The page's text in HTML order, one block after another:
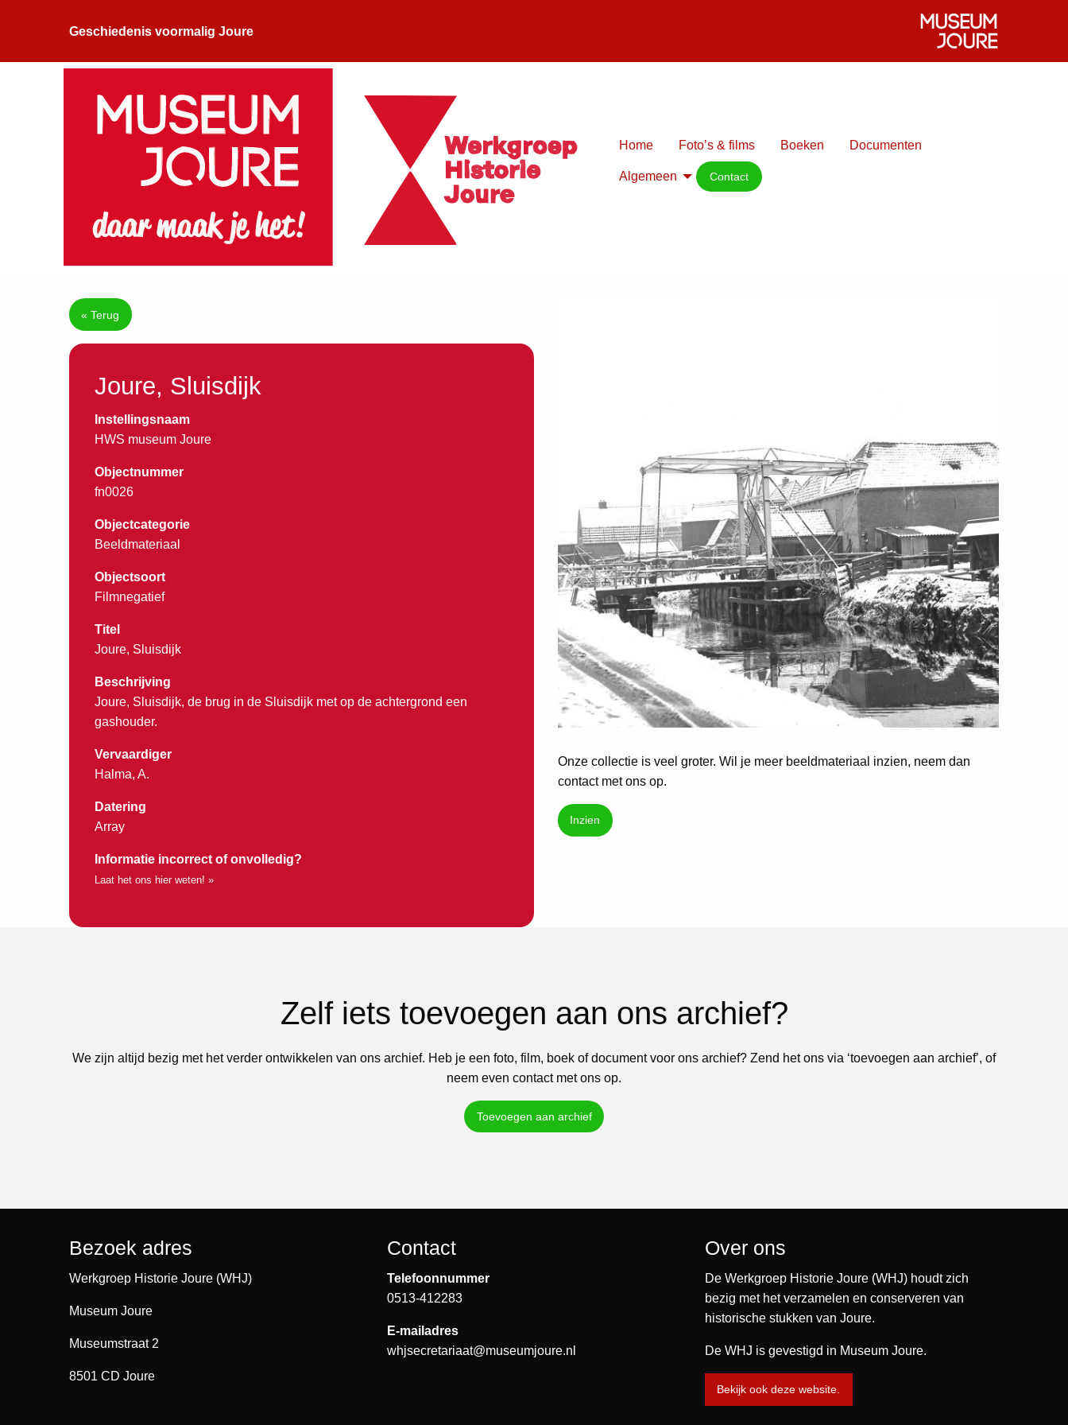
Geschiedenis voormalig Joure
Home Foto’s & films Boeken Documenten
Algemeen Contact
« Terug
Joure, Sluisdijk
Instellingsnaam
HWS museum Joure
Objectnummer
fn0026
Objectcategorie
Beeldmateriaal
Objectsoort
Filmnegatief
Titel
Joure, Sluisdijk
Beschrijving
Joure, Sluisdijk, de brug in de Sluisdijk met op de achtergrond een
gashouder.
Vervaardiger
Halma, A.
Datering
Array
Informatie incorrect of onvolledig?
Laat het ons hier weten! »
Onze collectie is veel groter. Wil je meer beeldmateriaal inzien, neem dan
contact met ons op.
Inzien
Zelf iets toevoegen aan ons archief?
We zijn altijd bezig met het verder ontwikkelen van ons archief. Heb je een foto, film, boek of document voor ons archief? Zend het ons via ‘toevoegen aan archief’, of
neem even contact met ons op.
Toevoegen aan archief
Bezoek adres
Werkgroep Historie Joure (WHJ)
Museum Joure
Museumstraat 2
8501 CD Joure
Contact
Telefoonnummer
0513-412283
E-mailadres
whjsecretariaat@museumjoure.nl
Over ons
De Werkgroep Historie Joure (WHJ) houdt zich
bezig met het verzamelen en conserveren van
historische stukken van Joure.
De WHJ is gevestigd in Museum Joure.
Bekijk ook deze website.